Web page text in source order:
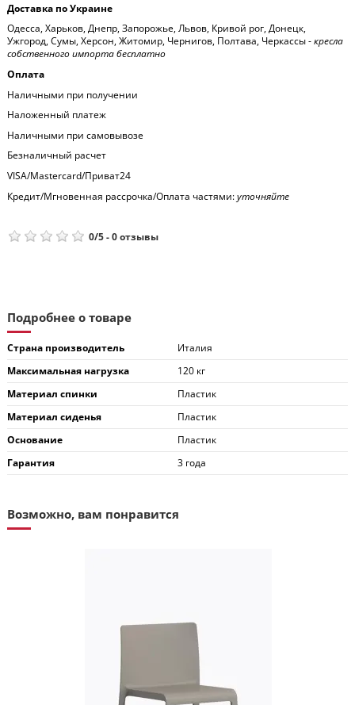
Доставка по Украине
Одесса, Харьков, Днепр, Запорожье, Львов, Кривой рог, Донецк,
Ужгород, Сумы, Херсон, Житомир, Чернигов, Полтава, Черкассы -кресла
собственного импорта бесплатно
Оплата
Наличными при получении
Наложенный платеж
Наличными при самовывозе
Безналичный расчет
VISA/Mastercard/Приват24
Кредит/Мгновенная рассрочка/Оплата частями:уточняйте
0/5-0отзывы
Подробнее о товаре
Страна производитель
Италия
Максимальная нагрузка
120 кг
Материал спинки
Пластик
Материал сиденья
Пластик
Основание
Пластик
Гарантия
3 года
Возможно, вам понравится